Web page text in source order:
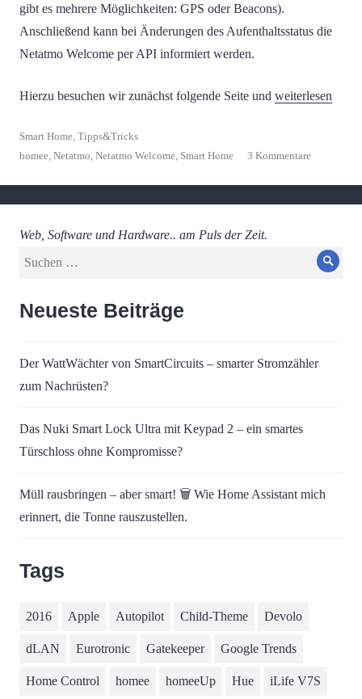
Web, Software und Hardware.. am Puls der Zeit.
Suche
Neueste Beiträge
Der WattWächter von SmartCircuits – smarter Stromzähler
zum Nachrüsten?
Das Nuki Smart Lock Ultra mit Keypad 2 – ein smartes
Türschloss ohne Kompromisse?
Müll rausbringen – aber smart! 🗑️ Wie Home Assistant mich
erinnert, die Tonne rauszustellen.
Tags
2016 Apple Autopilot Child-Theme Devolo
dLAN Eurotronic Gatekeeper Google Trends
Home Control homee homeeUp Hue iLife V7S
gibt es mehrere Möglichkeiten: GPS oder Beacons).
Anschließend kann bei Änderungen des Aufenthaltsstatus die
Netatmo Welcome per API informiert werden.
Hierzu besuchen wir zunächst folgende Seite und „Netatmo
weiterlesen
Smart Home Tipps&Tricks
homee Netatmo Netatmo Welcome Smart Home 3 Kommentare